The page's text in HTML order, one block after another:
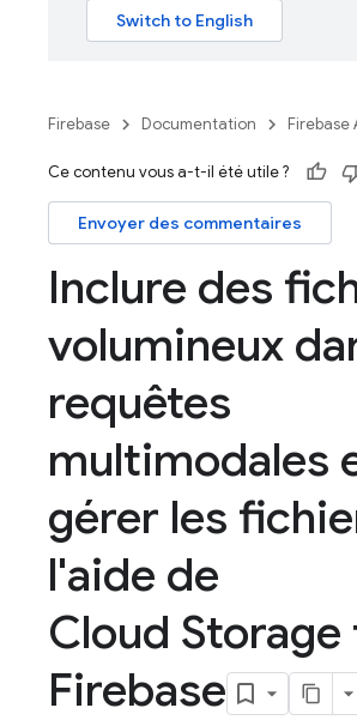
Firebase Documentation Firebase
Ce contenu vous a-t-il été utile ?
Envoyer des commentaires
Inclure des
volumineux
requêtes
multimodales
gérer les
l'aide de
Cloud
Firebase